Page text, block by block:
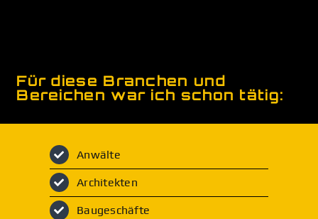
Für diese Branchen und
Bereichen war ich schon tätig:
Anwälte
Architekten
Baugeschäfte